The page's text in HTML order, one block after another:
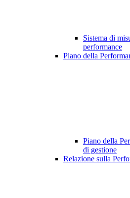
Sistema di
performance
Piano della
Piano della
di gestione
Relazione sulla